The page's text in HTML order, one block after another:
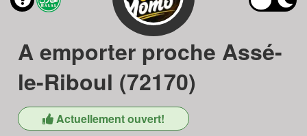
A emporter proche Assé-
le-Riboul (72170)
Actuellement ouvert!